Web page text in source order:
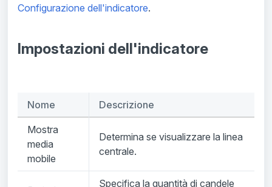
Configurazione dell'indicatore.
Impostazioni dell'indicatore
Nome Descrizione
Mostra
media
mobile
Determina se visualizzare la linea
centrale.
Specifica la quantità di candele